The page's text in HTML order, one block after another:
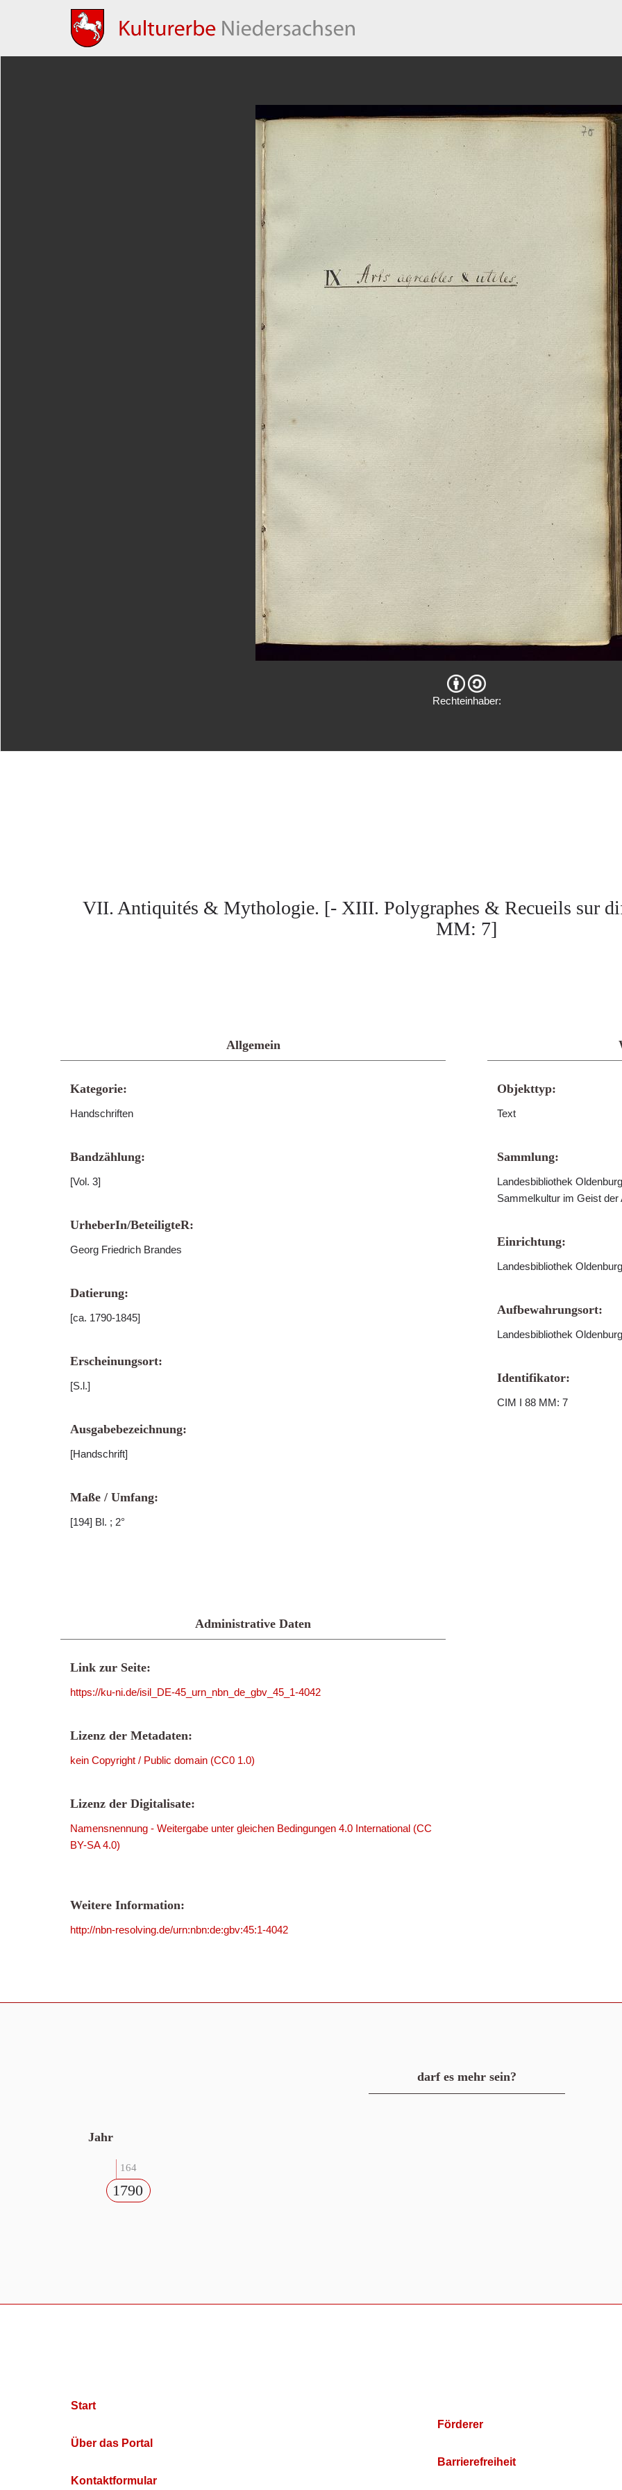
Rechteinhaber:
VII. Antiquités & Mythologie. [- XIII. Polygraphes & Recueils sur
MM: 7]
Allgemein
Kategorie:
Handschriften
Bandzählung:
[Vol. 3]
UrheberIn/BeteiligteR:
Georg Friedrich Brandes
Datierung:
[ca. 1790-1845]
Erscheinungsort:
[S.l.]
Ausgabebezeichnung:
[Handschrift]
Maße / Umfang:
[194] Bl. ; 2°
Objekttyp:
Text
Sammlung:
Landesbibliothek
Sammelkultur im Geist
Einrichtung:
Landesbibliothek
Aufbewahrungsort:
Landesbibliothek Oldenburg
Identifikator:
CIM I 88 MM: 7
Administrative Daten
Link zur Seite:
https://ku-ni.de/isil_DE-45_urn_nbn_de_gbv_45_1-4042
Lizenz der Metadaten:
kein Copyright / Public domain (CC0 1.0)
Lizenz der Digitalisate:
Namensnennung - Weitergabe unter gleichen Bedingungen 4.0 International (CC
BY-SA 4.0)
Weitere Information:
http://nbn-resolving.de/urn:nbn:de:gbv:45:1-4042
darf es mehr sein?
Jahr
164
1790
Start
Über das Portal
Kontaktformular
Förderer
Barrierefreiheit